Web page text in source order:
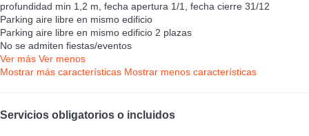
profundidad min 1,2 m, fecha apertura 1/1, fecha cierre 31/12
Parking aire libre en mismo edificio
Parking aire libre en mismo edificio 2 plazas
No se admiten fiestas/eventos
Ver más Ver menos
Mostrar más características Mostrar menos características
Servicios obligatorios o incluidos